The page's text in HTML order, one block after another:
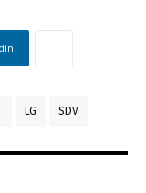
LG
SDV